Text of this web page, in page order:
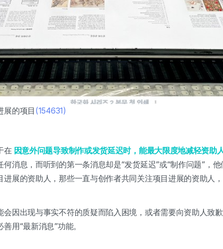
展的项目 (154631)
在 因意外问题导致制作或发货延迟时，能最大限度地减轻资助
消息，而听到的第一条消息却是“发货延迟”或“制作问题”，
进展的资助人，那些一直与创作者共同关注项目进展的资助人
会因出现与事实不符的质疑而陷入困境，或者需要向资助人致
用“最新消息”功能。